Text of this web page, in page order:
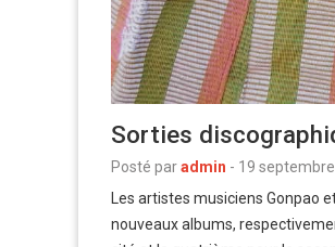
Sorties
Posté paradmin - 19
Les artistes musiciens Gonpao
nouveaux albums,